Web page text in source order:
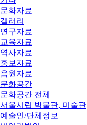
문화자료
갤러리
연구자료
교육자료
역사자료
홍보자료
음원자료
문화공간
문화공간 전체
서울시립 박물관, 미술관
예술인/단체정보